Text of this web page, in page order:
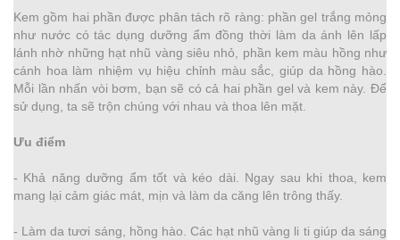
Kem gồm hai phần được phân tách rõ ràng: phần gel trắng mỏng
như nước có tác dụng dưỡng ẩm đồng thời làm da ánh lên lấp
lánh nhờ những hạt nhũ vàng siêu nhỏ, phần kem màu hồng như
cánh hoa làm nhiệm vụ hiệu chỉnh màu sắc, giúp da hồng hào.
Mỗi lần nhấn vòi bơm, bạn sẽ có cả hai phần gel và kem này. Để
sử dụng, ta sẽ trộn chúng với nhau và thoa lên mặt.
Ưu điểm
- Khả năng dưỡng ẩm tốt và kéo dài. Ngay sau khi thoa, kem
mang lại cảm giác mát, mịn và làm da căng lên trông thấy.
- Làm da tươi sáng, hồng hào. Các hạt nhũ vàng li ti giúp da sáng